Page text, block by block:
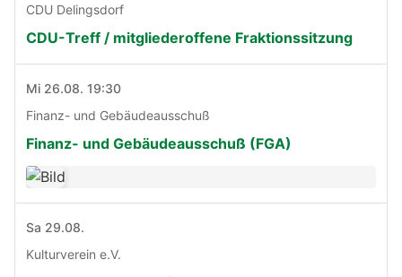
CDU Delingsdorf
CDU-Treff / mitgliederoffene Fraktionssitzung
Mi 26.08. 19:30
Finanz- und Gebäudeausschuß
Finanz- und Gebäudeausschuß (FGA)
Sa 29.08.
Kulturverein e.V.